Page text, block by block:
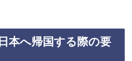
本へ帰国する際の要